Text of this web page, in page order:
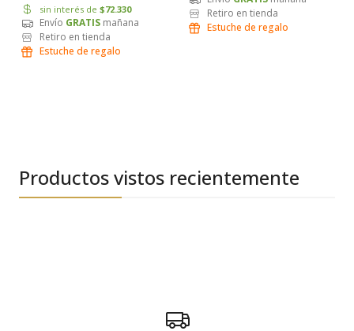
sin interés de $72.330
Envío GRATIS mañana
Retiro en tienda
Estuche de regalo
Retiro en tienda
Estuche de regalo
Productos vistos recientemente